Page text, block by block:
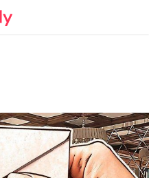
基官方博客